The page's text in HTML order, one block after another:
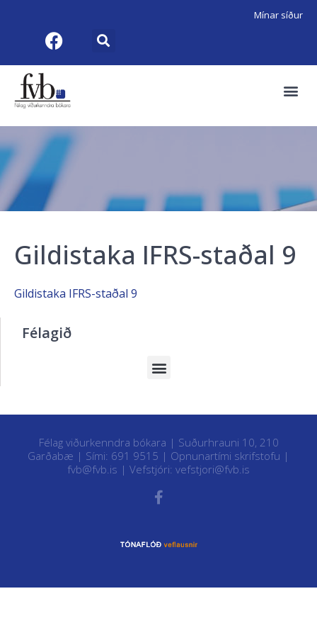
Mínar síður
Gildistaka IFRS-staðal 9
Gildistaka IFRS-staðal 9
Félagið
Félag viðurkenndra bókara | Suðurhrauni 10, 210
Garðabæ | Sími: 691 9515 | Opnunartími skrifstofu |
fvb@fvb.is | Vefstjóri: vefstjori@fvb.is